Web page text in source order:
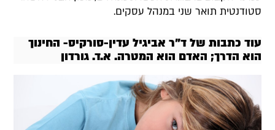
סטודנטית תואר שני במנהל עסקים.
עוד כתבות של ד"ר אביגיל עדין-סורקיס- החינוך
הוא הדרך; האדם הוא המטרה. א.ד. גורדון